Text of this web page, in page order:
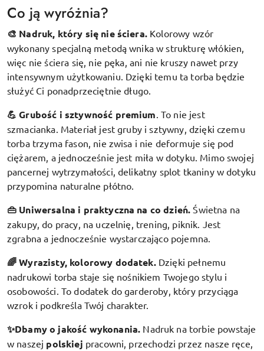
Co ją wyróżnia?
🎨 Nadruk, który się nie ściera. Kolorowy wzór
wykonany specjalną metodą wnika w strukturę włókien,
więc nie ściera się, nie pęka, ani nie kruszy nawet przy
intensywnym użytkowaniu. Dzięki temu ta torba będzie
służyć Ci ponadprzeciętnie długo.
💪 Grubość i sztywność premium To nie jest
szmacianka. Materiał jest gruby i sztywny, dzięki czemu
torba trzyma fason, nie zwisa i nie deformuje się pod
ciężarem, a jednocześnie jest miła w dotyku. Mimo swojej
pancernej wytrzymałości, delikatny splot tkaniny w dotyku
przypomina naturalne płótno.
👜 Uniwersalna i praktyczna na co dzień. Świetna na
zakupy, do pracy, na uczelnię, trening, piknik. Jest
zgrabna a jednocześnie wystarczająco pojemna.
🌈 Wyrazisty, kolorowy dodatek. Dzięki pełnemu
nadrukowi torba staje się nośnikiem Twojego stylu i
osobowości. To dodatek do garderoby, który przyciąga
wzrok i podkreśla Twój charakter.
✨Dbamy o jakość wykonania. Nadruk na torbie powstaje
w naszej polskiej pracowni, przechodzi przez nasze ręce,